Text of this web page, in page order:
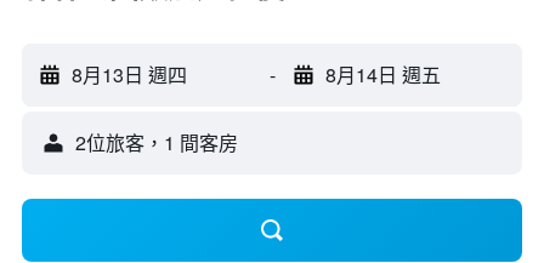
8月13日 週四 - 8月14日 週五
2位旅客，1 間客房